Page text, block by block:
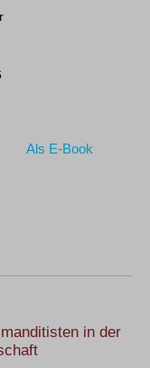
Als E-Book
in der